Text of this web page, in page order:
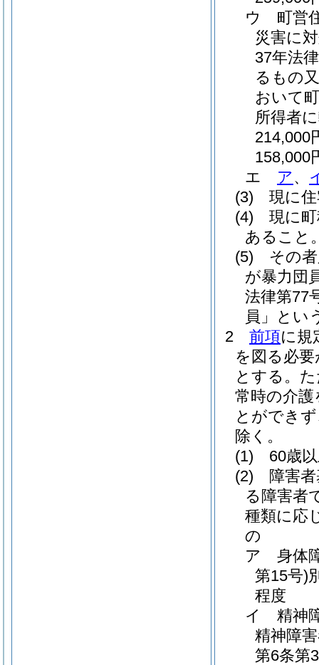
ウ
町営
災害に
37年法
るもの
おいて
所得者
214,000
158,000
エ
ア、
(3)
現に
(4)
現に
あること
(5)
その
が暴力団
法律第77
員」とい
2
前項に規
を図る必
とする。
常時の介
とができ
除く。
(1)
60歳
(2)
障害
る障害者
種類に応
の
ア
身体
第15号)
程度
イ
精神
精神障
第6条第